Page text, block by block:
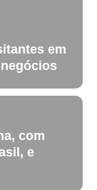
em
com
e